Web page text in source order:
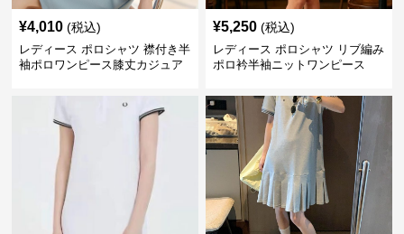
¥4,010 (税込)
レディース ポロシャツ 襟付き半
袖ポロワンピース膝丈カジュア
¥5,250 (税込)
レディース ポロシャツ リブ編み
ポロ衿半袖ニットワンピース